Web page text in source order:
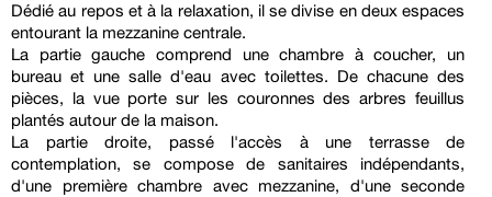
Dédié au repos et à la relaxation, il se divise en deux espaces
entourant la mezzanine centrale.
La partie gauche comprend une chambre à coucher, un
bureau et une salle d'eau avec toilettes. De chacune des
pièces, la vue porte sur les couronnes des arbres feuillus
plantés autour de la maison.
La partie droite, passé l'accès à une terrasse de
contemplation, se compose de sanitaires indépendants,
d'une première chambre avec mezzanine, d'une seconde